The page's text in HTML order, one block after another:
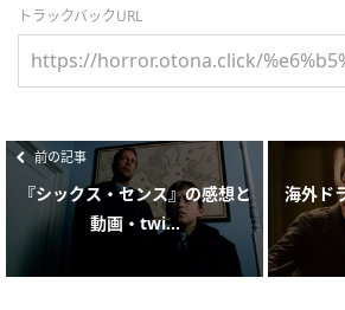
トラックバックURL
前の記事
『シックス・センス』の感想と
動画・twi...
海外ド